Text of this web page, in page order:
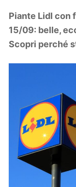
Viaggi
Piante Lidl con
15/09: belle,
Scopri perché